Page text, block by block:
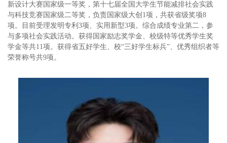
新设计大赛国家级一等奖，第十七届全国大学生节能减排社会实践
与科技竞赛国家级二等奖，负责国家级大创1项，共获省级奖项8
项。目前受理发明专利3项、实用新型3项。综合成绩专业第二，参
与多项社会实践活动。获得国家励志奖学金、校级特等优秀学生奖
学金等共11项。获得省五好学生、校“三好学生标兵”、优秀组织者等
荣誉称号共9项。